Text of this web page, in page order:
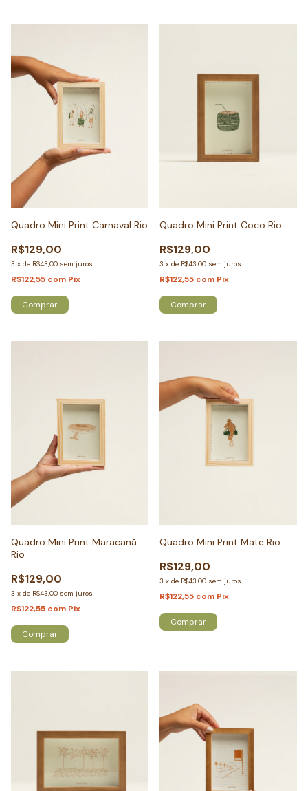
Quadro Mini Print Carnaval Rio
R$129,00
3 x de R$43,00 sem juros
R$122,55 com Pix
Comprar
Quadro Mini Print Coco Rio
R$129,00
3 x de R$43,00 sem juros
R$122,55 com Pix
Comprar
Quadro Mini Print Maracanã
Rio
R$129,00
3 x de R$43,00 sem juros
R$122,55 com Pix
Comprar
Quadro Mini Print Mate Rio
R$129,00
3 x de R$43,00 sem juros
R$122,55 com Pix
Comprar